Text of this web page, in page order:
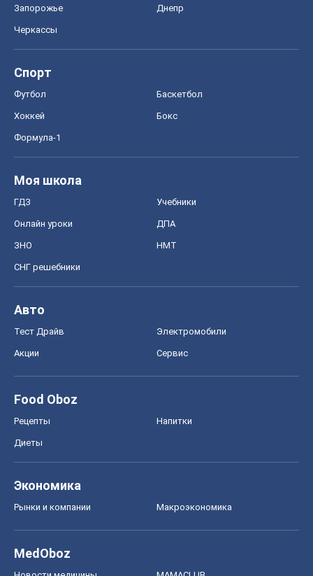
Запорожье Днепр
Черкассы
Спорт
Футбол Баскетбол
Хоккей Бокс
Формула-1
Моя школа
ГДЗ Учебники
Онлайн уроки ДПА
ЗНО НМТ
СНГ решебники
Авто
Тест Драйв Электромобили
Акции Сервис
Food Oboz
Рецепты Напитки
Диеты
Экономика
Рынки и компании Mакроэкономика
MedOboz